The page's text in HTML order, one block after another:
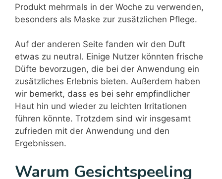
Produkt mehrmals in der Woche zu verwenden,
besonders als Maske zur zusätzlichen Pflege.
Auf der anderen Seite fanden wir den Duft
etwas zu neutral. Einige Nutzer könnten frische
Düfte bevorzugen, die bei der Anwendung ein
zusätzliches Erlebnis bieten. Außerdem haben
wir bemerkt, dass es bei sehr empfindlicher
Haut hin und wieder zu leichten Irritationen
führen könnte. Trotzdem sind wir insgesamt
zufrieden mit der Anwendung und den
Ergebnissen.
Warum Gesichtspeeling